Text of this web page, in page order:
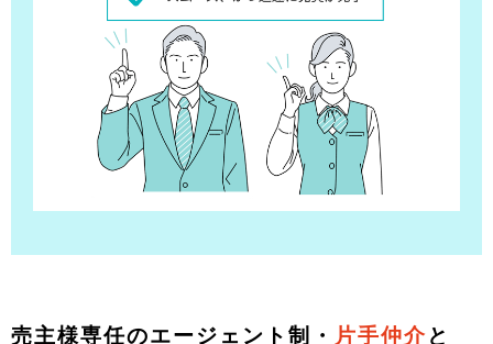
売主様専任のエージェント制・ 片手仲介と